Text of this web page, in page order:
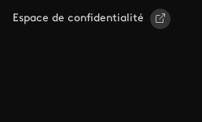
Espace de confidentialité